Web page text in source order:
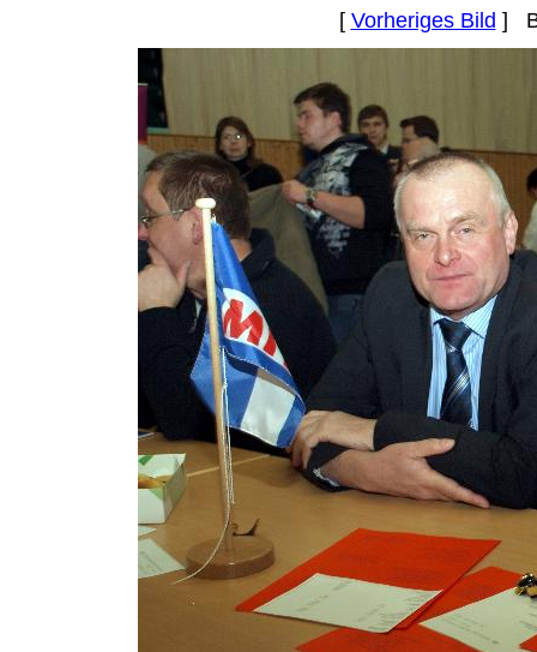
[ Vorheriges Bild ]